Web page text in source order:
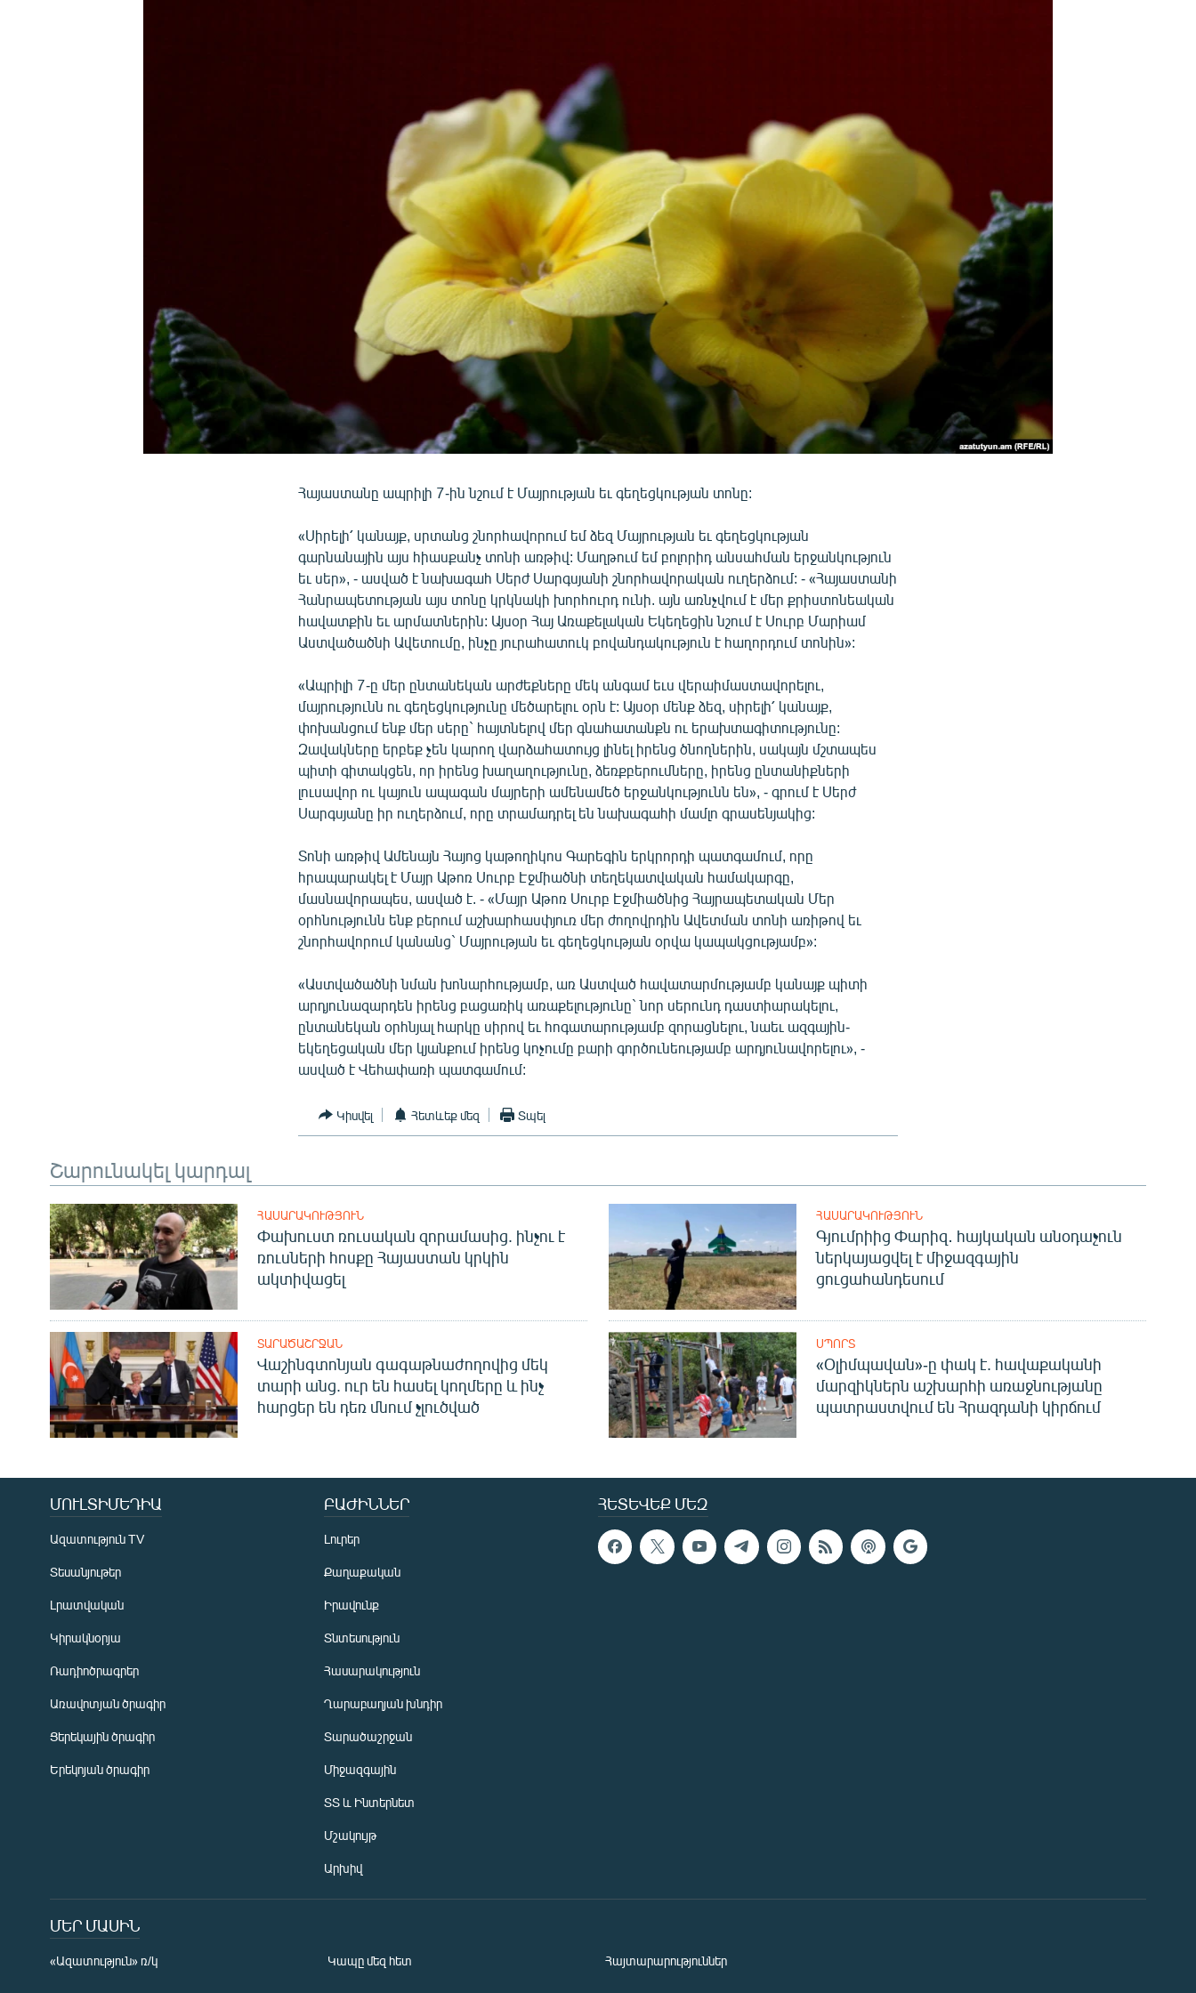
Հայաստանը ապրիլի 7-ին նշում է Մայրության եւ գեղեցկության տոնը:
«Սիրելի՛ կանայք, սրտանց շնորհավորում եմ ձեզ Մայրության եւ գեղեցկության
գարնանային այս հիասքանչ տոնի առթիվ: Մաղթում եմ բոլորիդ անսահման երջանկություն
եւ սեր», - ասված է նախագահ Սերժ Սարգսյանի շնորհավորական ուղերձում: - «Հայաստանի
Հանրապետության այս տոնը կրկնակի խորհուրդ ունի. այն առնչվում է մեր քրիստոնեական
հավատքին եւ արմատներին: Այսօր Հայ Առաքելական Եկեղեցին նշում է Սուրբ Մարիամ
Աստվածածնի Ավետումը, ինչը յուրահատուկ բովանդակություն է հաղորդում տոնին»:
«Ապրիլի 7-ը մեր ընտանեկան արժեքները մեկ անգամ եւս վերաիմաստավորելու,
մայրությունն ու գեղեցկությունը մեծարելու օրն է: Այսօր մենք ձեզ, սիրելի՛ կանայք,
փոխանցում ենք մեր սերը` հայտնելով մեր գնահատանքն ու երախտագիտությունը:
Զավակները երբեք չեն կարող վարձահատույց լինել իրենց ծնողներին, սակայն մշտապես
պիտի գիտակցեն, որ իրենց խաղաղությունը, ձեռքբերումները, իրենց ընտանիքների
լուսավոր ու կայուն ապագան մայրերի ամենամեծ երջանկությունն են», - գրում է Սերժ
Սարգսյանը իր ուղերձում, որը տրամադրել են նախագահի մամլո գրասենյակից:
Տոնի առթիվ Ամենայն Հայոց կաթողիկոս Գարեգին երկրորդի պատգամում, որը
հրապարակել է Մայր Աթոռ Սուրբ Էջմիածնի տեղեկատվական համակարգը,
մասնավորապես, ասված է. - «Մայր Աթոռ Սուրբ Էջմիածնից Հայրապետական Մեր
օրհնությունն ենք բերում աշխարհասփյուռ մեր ժողովրդին Ավետման տոնի առիթով եւ
շնորհավորում կանանց` Մայրության եւ գեղեցկության օրվա կապակցությամբ»:
«Աստվածածնի նման խոնարհությամբ, առ Աստված հավատարմությամբ կանայք պիտի
արդյունազարդեն իրենց բացառիկ առաքելությունը` նոր սերունդ դաստիարակելու,
ընտանեկան օրհնյալ հարկը սիրով եւ հոգատարությամբ զորացնելու, նաեւ ազգային-
եկեղեցական մեր կյանքում իրենց կոչումը բարի գործունեությամբ արդյունավորելու», -
ասված է Վեհափառի պատգամում:
Կիսվել Հետևեք մեզ Տպել
Շարունակել կարդալ
ՀԱՍԱՐԱԿՈՒԹՅՈՒՆ
Փախուստ ռուսական զորամասից. ինչու է
ռուսների հոսքը Հայաստան կրկին
ակտիվացել
ՀԱՍԱՐԱԿՈՒԹՅՈՒՆ
Գյումրիից Փարիզ․ հայկական անօդաչուն
ներկայացվել է միջազգային
ցուցահանդեսում
ՏԱՐԱԾԱՇՐՋԱՆ
Վաշինգտոնյան գագաթնաժողովից մեկ
տարի անց. ուր են հասել կողմերը և ինչ
հարցեր են դեռ մնում չլուծված
ՍՊՈՐՏ
«Օլիմպավան»-ը փակ է. հավաքականի
մարզիկներն աշխարհի առաջնությանը
պատրաստվում են Հրազդանի կիրճում
ՀԵՏԵՎԵՔ ՄԵԶ
ՄՈՒԼՏԻՄԵԴԻԱ
Ազատություն TV
Տեսանյութեր
Լրատվական
Կիրակնօրյա
Ռադիոծրագրեր
Առավոտյան ծրագիր
Ցերեկային ծրագիր
Երեկոյան ծրագիր
ԲԱԺԻՆՆԵՐ
Լուրեր
Քաղաքական
Իրավունք
Տնտեսություն
Հասարակություն
Ղարաբաղյան խնդիր
Տարածաշրջան
Միջազգային
ՏՏ և Ինտերնետ
Մշակույթ
Արխիվ
ՄԵՐ ՄԱՍԻՆ
«Ազատություն» ռ/կ Կապը մեզ հետ Հայտարարություններ